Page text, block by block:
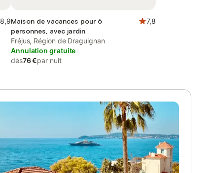
8,9Maison de vacances pour 6
personnes, avec jardin
7,8
Fréjus, Région de Draguignan
Annulation gratuite
dès76 €par nuit